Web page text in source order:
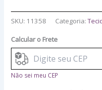
SKU: 11358 Categoria:
Calcular o Frete
Não sei meu CEP